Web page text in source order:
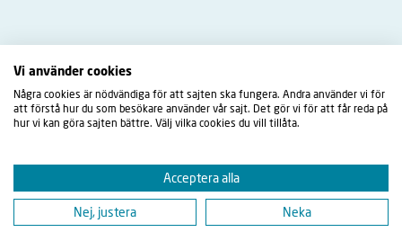
Vi använder cookies
Några cookies är nödvändiga för att sajten ska fungera. Andra använder vi för
att förstå hur du som besökare använder vår sajt. Det gör vi för att får reda på
hur vi kan göra sajten bättre. Välj vilka cookies du vill tillåta.
Acceptera alla
Nej, justera Neka